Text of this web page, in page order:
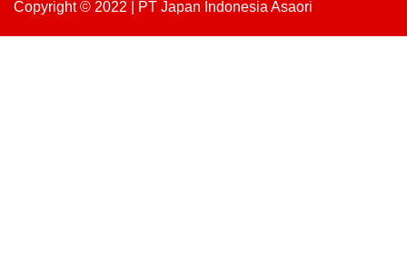
Copyright © 2022 | PT Japan Indonesia Asaori